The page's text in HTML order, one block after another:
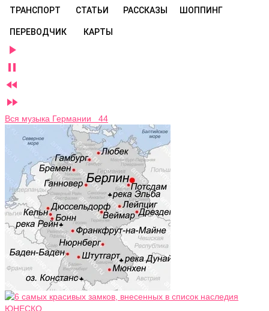
ТРАНСПОРТ СТАТЬИ РАССКАЗЫ ШОППИНГ
ПЕРЕВОДЧИК КАРТЫ




Вся музыка Германии 44